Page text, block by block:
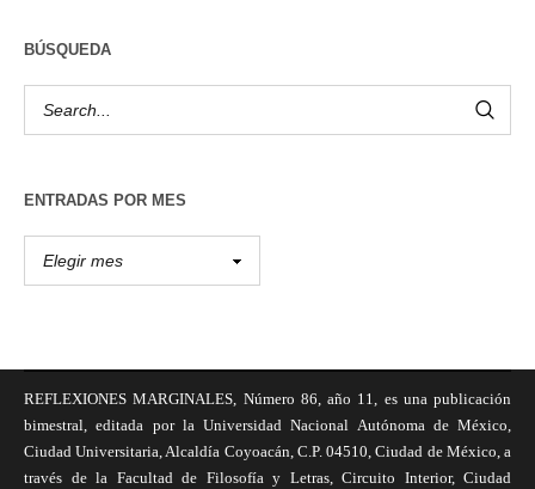
BÚSQUEDA
ENTRADAS POR MES
REFLEXIONES MARGINALES, Número 86, año 11, es una publicación
bimestral, editada por la Universidad Nacional Autónoma de México,
Ciudad Universitaria, Alcaldía Coyoacán, C.P. 04510, Ciudad de México, a
través de la Facultad de Filosofía y Letras, Circuito Interior, Ciudad